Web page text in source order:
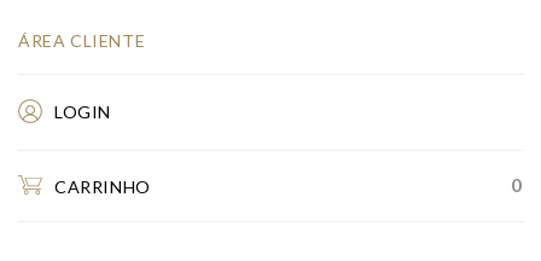
ÁREA CLIENTE
LOGIN
CARRINHO 0